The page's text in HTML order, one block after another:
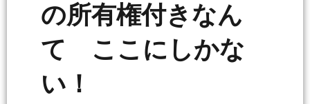
の所有権付きなん
て ここにしかな
い！